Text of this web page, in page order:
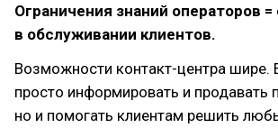
Ограничения знаний операторов =
в обслуживании клиентов.
Возможности контакт-центра шире.
просто информировать и продавать
но и помогать клиентам решить